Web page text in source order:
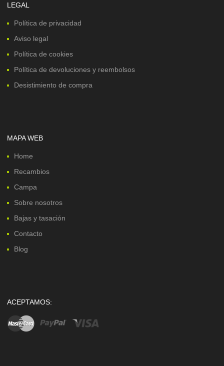
LEGAL
Política de privacidad
Aviso legal
Política de cookies
Política de devoluciones y reembolsos
Desistimiento de compra
MAPA WEB
Home
Recambios
Campa
Sobre nosotros
Bajas y tasación
Contacto
Blog
ACEPTAMOS: